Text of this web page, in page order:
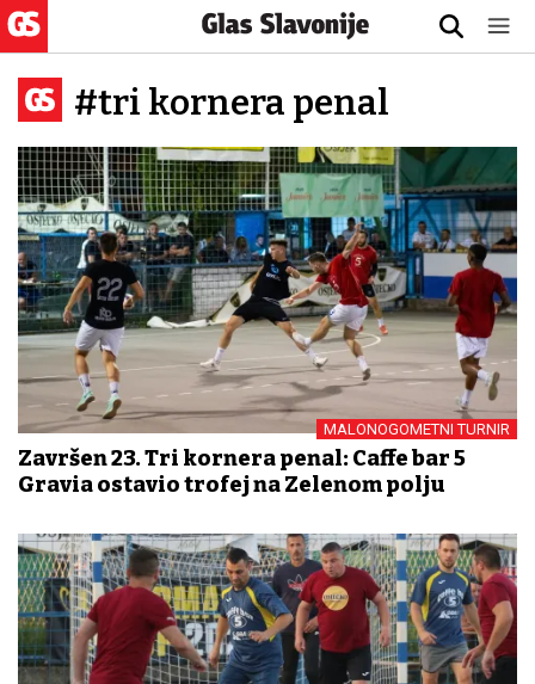
#tri kornera penal
MALONOGOMETNI TURNIR
Završen 23. Tri kornera penal: Caffe bar 5
Gravia ostavio trofej na Zelenom polju